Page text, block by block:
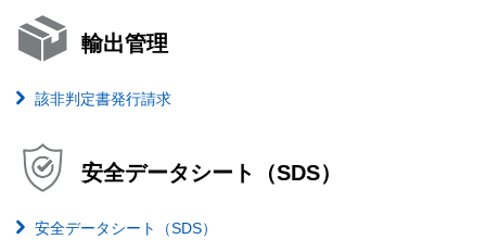
輸出管理
該非判定書発行請求
安全データシート（SDS）
安全データシート（SDS）